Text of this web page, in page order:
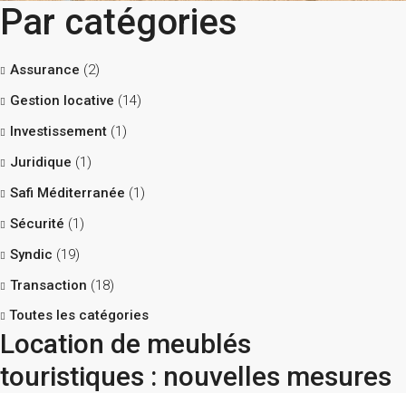
Par catégories
Assurance (2)
Gestion locative (14)
Investissement (1)
Juridique (1)
Safi Méditerranée (1)
Sécurité (1)
Syndic (19)
Transaction (18)
Toutes les catégories
Location de meublés
touristiques : nouvelles mesures